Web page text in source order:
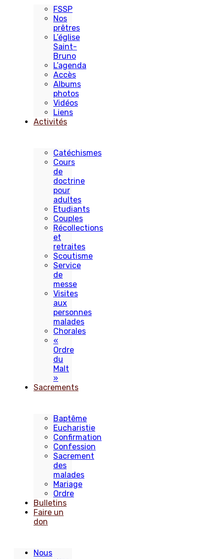
FSSP
Nos
prêtres
L’église
Saint-
Bruno
L’agenda
Accès
Albums
photos
Vidéos
Liens
Activités
Catéchismes
Cours
de
doctrine
pour
adultes
Etudiants
Couples
Récollections
et
retraites
Scoutisme
Service
de
messe
Visites
aux
personnes
malades
Chorales
«
Ordre
du
Malt
»
Sacrements
Baptême
Eucharistie
Confirmation
Confession
Sacrement
des
malades
Mariage
Ordre
Bulletins
Faire un
don
Nous